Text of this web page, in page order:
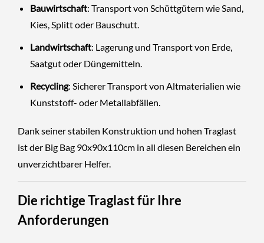
Bauwirtschaft: Transport von Schüttgütern wie Sand,
Kies, Splitt oder Bauschutt.
Landwirtschaft: Lagerung und Transport von Erde,
Saatgut oder Düngemitteln.
Recycling: Sicherer Transport von Altmaterialien wie
Kunststoff- oder Metallabfällen.
Dank seiner stabilen Konstruktion und hohen Traglast
ist der Big Bag 90x90x110cm in all diesen Bereichen ein
unverzichtbarer Helfer.
Die richtige Traglast für Ihre
Anforderungen